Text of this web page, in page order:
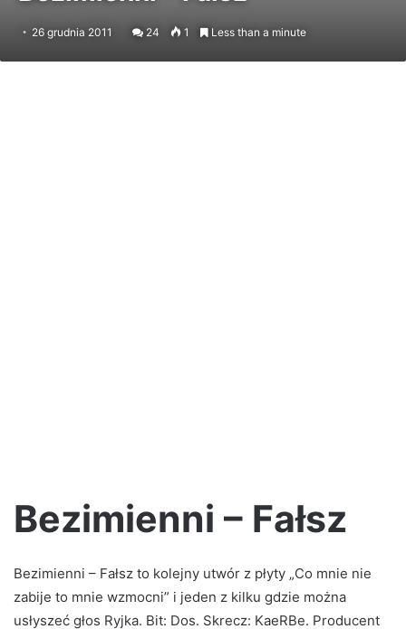
26 grudnia 2011 24 1 Less than a minute
Bezimienni – Fałsz
Bezimienni – Fałsz to kolejny utwór z płyty „Co mnie nie
zabije to mnie wzmocni” i jeden z kilku gdzie można
usłyszeć głos Ryjka. Bit: Dos. Skrecz: KaeRBe. Producent